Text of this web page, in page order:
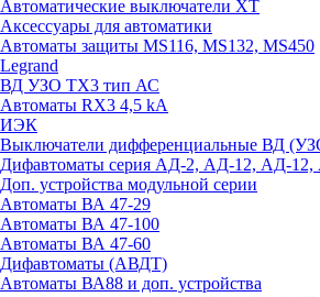
Автоматические выключатели XT
Аксессуары для автоматики
Автоматы защиты MS116, MS132, MS450
Legrand
ВД УЗО TX3 тип АС
Автоматы RX3 4,5 kA
ИЭК
Выключатели дифференциальные ВД
Дифавтоматы серия АД-2, АД-12, АД-
Доп. устройства модульной серии
Автоматы ВА 47-29
Автоматы ВА 47-100
Автоматы ВА 47-60
Дифавтоматы (АВДТ)
Автоматы ВА88 и доп. устройства